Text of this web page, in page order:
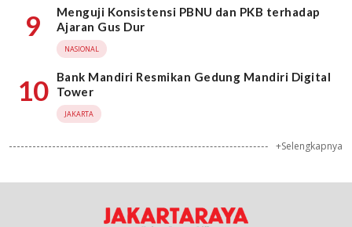
9
Menguji Konsistensi PBNU dan PKB terhadap
Ajaran Gus Dur
NASIONAL
10
Bank Mandiri Resmikan Gedung Mandiri Digital
Tower
JAKARTA
+Selengkapnya